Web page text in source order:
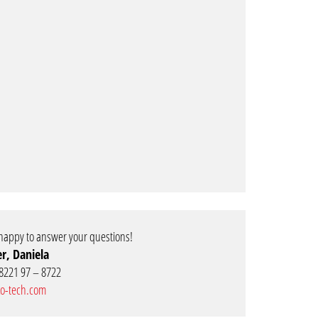
to answer your questions!
Daniela
97 – 8722
tech.com